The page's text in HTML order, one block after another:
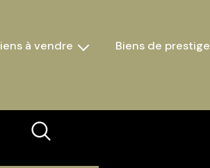
biens à vendre
terrains
biens de prestige